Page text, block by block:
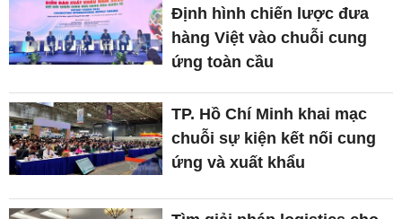
Định hình chiến lược đưa
hàng Việt vào chuỗi cung
ứng toàn cầu
TP. Hồ Chí Minh khai mạc
chuỗi sự kiện kết nối cung
ứng và xuất khẩu